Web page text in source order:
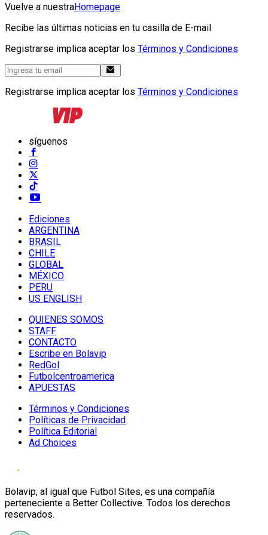
Vuelve a nuestraHomepage
Recibe las últimas noticias en tu casilla de E-mail
Registrarse implica aceptar los Términos y Condiciones
Registrarse implica aceptar los Términos y Condiciones
síguenos
Ediciones
ARGENTINA
BRASIL
CHILE
GLOBAL
MÉXICO
PERU
US ENGLISH
QUIENES SOMOS
STAFF
CONTACTO
Escribe en Bolavip
RedGol
Futbolcentroamerica
APUESTAS
Términos y Condiciones
Políticas de Privacidad
Política Editorial
Ad Choices
Bolavip, al igual que Futbol Sites, es una compañía
perteneciente a Better Collective. Todos los derechos
reservados.